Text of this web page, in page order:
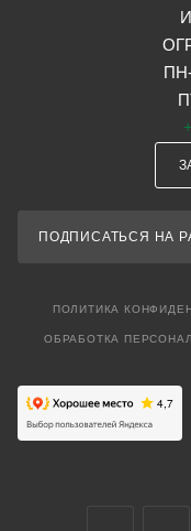
ПОДПИСАТЬСЯ НА
ПОЛИТИКА
ОБРАБОТКА